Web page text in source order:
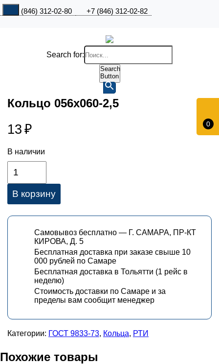
+7 (846) 312-02-80 +7 (846) 312-02-82
0
Search for:
Search
Button
Кольцо 056х060-2,5
13 ₽
В наличии
В корзину
Самовывоз бесплатно — Г. САМАРА, ПР-КТ
КИРОВА, Д. 5
Бесплатная доставка при заказе свыше 10
000 рублей по Самаре
Бесплатная доставка в Тольятти (1 рейс в
неделю)
Стоимость доставки по Самаре и за
пределы вам сообщит менеджер
Категории: ГОСТ 9833-73, Кольца, РТИ
Похожие товары